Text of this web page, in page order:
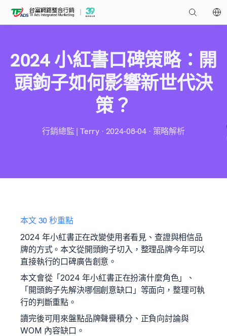
2024 小紅書口碑策略：開
頭鉤子如何影響新世代決
策？
行銷總監 | Terry · 2024-08-04 · 策略解析
本文 30 秒重點
2024 年小紅書正在改變使用者看見、查證與相信品
牌的方式。本文從開頭鉤子切入，整理品牌今年可以
直接執行的口碑廣告創意。
本文會從「2024 年小紅書正在扮演什麼角色」、
「開頭鉤子先解決哪個創意缺口」等面向，整理可執
行的判斷重點。
讀完後可用來盤點品牌聲譽積分、正負向討論與
WOM 內容缺口。